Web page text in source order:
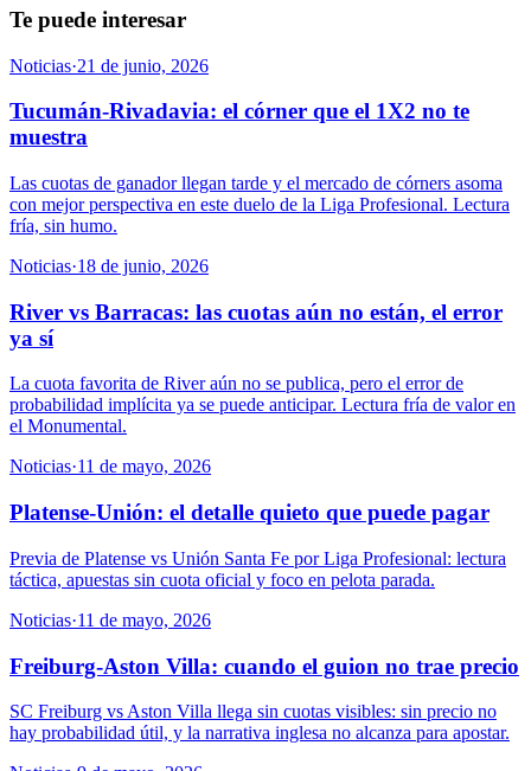
Te puede interesar
Noticias·21 de junio, 2026
Tucumán-Rivadavia: el córner que el 1X2 no te
muestra
Las cuotas de ganador llegan tarde y el mercado de córners asoma
con mejor perspectiva en este duelo de la Liga Profesional. Lectura
fría, sin humo.
Noticias·18 de junio, 2026
River vs Barracas: las cuotas aún no están, el error
ya sí
La cuota favorita de River aún no se publica, pero el error de
probabilidad implícita ya se puede anticipar. Lectura fría de valor en
el Monumental.
Noticias·11 de mayo, 2026
Platense-Unión: el detalle quieto que puede pagar
Previa de Platense vs Unión Santa Fe por Liga Profesional: lectura
táctica, apuestas sin cuota oficial y foco en pelota parada.
Noticias·11 de mayo, 2026
Freiburg-Aston Villa: cuando el guion no trae precio
SC Freiburg vs Aston Villa llega sin cuotas visibles: sin precio no
hay probabilidad útil, y la narrativa inglesa no alcanza para apostar.